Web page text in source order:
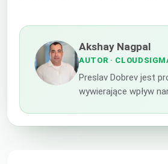
Akshay Nagpal
AUTOR ·
Preslav Dobrev jest
wywierające wpływ